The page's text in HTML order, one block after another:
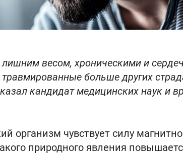
весом, хроническими и
больше других
кандидат медицинских наук и
организм чувствует силу
природного явления